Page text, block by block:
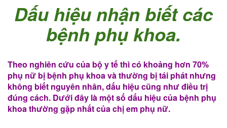
Dấu hiệu nhận biết các
bệnh phụ khoa.
Theo nghiên cứu của bộ y tế thì có khoảng hơn 70%
phụ nữ bị bệnh phụ khoa và thường bị tái phát nhưng
không biết nguyên nhân, dấu hiệu cũng như điều trị
đúng cách. Dưới đây là một số dấu hiệu của bệnh phụ
khoa thường gặp nhất của chị em phụ nữ.